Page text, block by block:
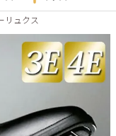
リュクス